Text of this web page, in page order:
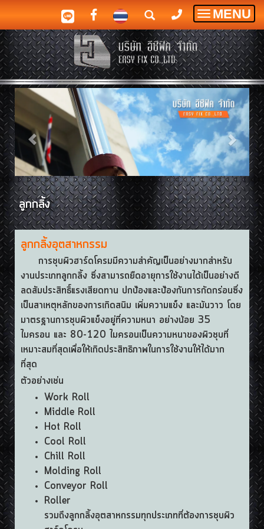
Toggle
MENU
ลูกกลิ้ง
ลูกกลิ้งอุตสาหกรรม
การชุบผิวฮาร์ดโครมมีความสำคัญเป็นอย่างมากสำหรับ
งานประเภทลูกกลิ้ง ซึ่งสามารถยืดอายุการใช้งานได้เป็นอย่างดี
ลดสัมประสิทธิ์แรงเสียดทาน ปกป้องและป้องกันการกัดกร่อนซึ่ง
เป็นสาเหตุหลักของการเกิดสนิม เพิ่มความแข็ง และมันวาว โดย
มาตรฐานการชุบผิวแข็งอยู่ที่ความหนา อย่างน้อย 35
ไมครอน และ 80-120 ไมครอนเป็นความหนาของผิวชุบที่
เหมาะสมที่สุดเพื่อให้เกิดประสิทธิภาพในการใช้งานให้ได้มาก
ที่สุด
ตัวอย่างเช่น
Work Roll
Middle Roll
Hot Roll
Cool Roll
Chill Roll
Molding Roll
Conveyor Roll
Roller
รวมถึงลูกกลิ้งอุตสาหกรรมทุกประเภทที่ต้องการชุบผิว